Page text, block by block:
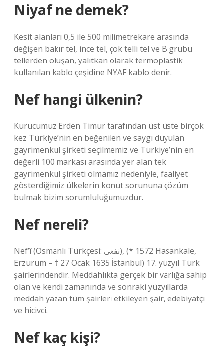
Niyaf ne demek?
Kesit alanları 0,5 ile 500 milimetrekare arasında
değişen bakır tel, ince tel, çok telli tel ve B grubu
tellerden oluşan, yalıtkan olarak termoplastik
kullanılan kablo çeşidine NYAF kablo denir.
Nef hangi ülkenin?
Kurucumuz Erden Timur tarafından üst üste birçok
kez Türkiye’nin en beğenilen ve saygı duyulan
gayrimenkul şirketi seçilmemiz ve Türkiye’nin en
değerli 100 markası arasında yer alan tek
gayrimenkul şirketi olmamız nedeniyle, faaliyet
gösterdiğimiz ülkelerin konut sorununa çözüm
bulmak bizim sorumluluğumuzdur.
Nef nereli?
Nef’î (Osmanlı Türkçesi: نفعی), (* 1572 Hasankale,
Erzurum – † 27 Ocak 1635 İstanbul) 17. yüzyıl Türk
şairlerindendir. Meddahlıkta gerçek bir varlığa sahip
olan ve kendi zamanında ve sonraki yüzyıllarda
meddah yazan tüm şairleri etkileyen şair, edebiyatçı
ve hicivci.
Nef kaç kişi?